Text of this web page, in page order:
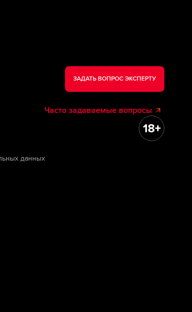
ЗАДАТЬ ВОПРОС ЭКСПЕРТУ
Часто задаваемые вопросы
данных